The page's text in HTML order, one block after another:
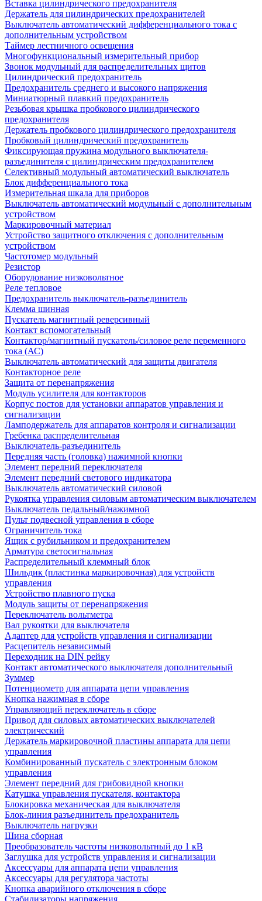
Вставка цилиндрического предохранителя
Держатель для цилиндрических предохранителей
Выключатель автоматический дифференциального тока с
дополнительным устройством
Таймер лестничного освещения
Многофункциональный измерительный прибор
Звонок модульный для распределительных щитов
Цилиндрический предохранитель
Предохранитель среднего и высокого напряжения
Миниатюрный плавкий предохранитель
Резьбовая крышка пробкового цилиндрического
предохранителя
Держатель пробкового цилиндрического предохранителя
Пробковый цилиндрический предохранитель
Фиксирующая пружина модульного выключателя-
разъединителя с цилиндрическим предохранителем
Селективный модульный автоматический выключатель
Блок дифференциального тока
Измерительная шкала для приборов
Выключатель автоматический модульный с дополнительным
устройством
Маркировочный материал
Устройство защитного отключения с дополнительным
устройством
Частотомер модульный
Резистор
Оборудование низковольтное
Реле тепловое
Предохранитель выключатель-разъединитель
Клемма шинная
Пускатель магнитный реверсивный
Контакт вспомогательный
Контактор/магнитный пускатель/силовое реле переменного
тока (АС)
Выключатель автоматический для защиты двигателя
Контакторное реле
Защита от перенапряжения
Модуль усилителя для контакторов
Корпус постов для установки аппаратов управления и
сигнализации
Ламподержатель для аппаратов контроля и сигнализации
Гребенка распределительная
Выключатель-разъединитель
Передняя часть (головка) нажимной кнопки
Элемент передний переключателя
Элемент передний светового индикатора
Выключатель автоматический силовой
Рукоятка управления силовым автоматическим выключателем
Выключатель педальный/нажимной
Пульт подвесной управления в сборе
Ограничитель тока
Ящик с рубильником и предохранителем
Арматура светосигнальная
Распределительный клеммный блок
Шильдик (пластинка маркировочная) для устройств
управления
Устройство плавного пуска
Модуль защиты от перенапряжения
Переключатель вольтметра
Вал рукоятки для выключателя
Адаптер для устройств управления и сигнализации
Расцепитель независимый
Переходник на DIN рейку
Контакт автоматического выключателя дополнительный
Зуммер
Потенциометр для аппарата цепи управления
Кнопка нажимная в сборе
Управляющий переключатель в сборе
Привод для силовых автоматических выключателей
электрический
Держатель маркировочной пластины аппарата для цепи
управления
Комбинированный пускатель с электронным блоком
управления
Элемент передний для грибовидной кнопки
Катушка управления пускателя, контактора
Блокировка механическая для выключателя
Блок-линия разъединитель предохранитель
Выключатель нагрузки
Шина сборная
Преобразователь частоты низковольтный до 1 кВ
Заглушка для устройств управления и сигнализации
Аксессуары для аппарата цепи управления
Аксессуары для регулятора частоты
Кнопка аварийного отключения в сборе
Стабилизаторы напряжения